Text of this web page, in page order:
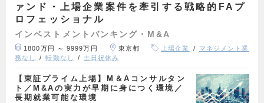
ァンド・上場企業案件を牽引する戦略的FAプ
ロフェッショナル
インベストメントバンキング・M&A
1800万円 ～ 9999万円 東京都 上場企業
マネジメント業
務なし
転勤なし 土日祝休み
【東証プライム上場】M＆Aコンサルタン
ト／M&Aの実力が早期に身につく環境／
長期就業可能な環境